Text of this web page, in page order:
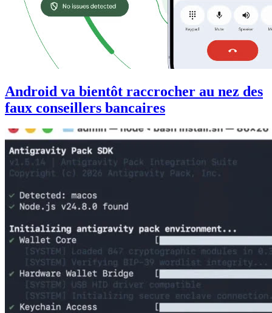
Android va bientôt raccrocher au nez des
faux conseillers bancaires